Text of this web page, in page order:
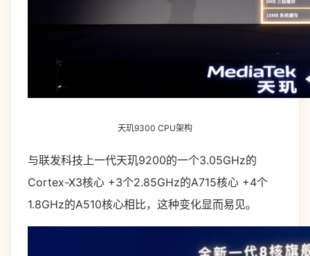
天玑9300 CPU架构
与联发科技上一代天玑9200的一个3.05GHz的
Cortex-X3核心 +3个2.85GHz的A715核心 +4个
1.8GHz的A510核心相比，这种变化显而易见。